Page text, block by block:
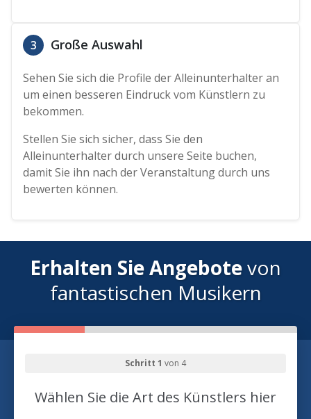
3 Große Auswahl
Sehen Sie sich die Profile der Alleinunterhalter an
um einen besseren Eindruck vom Künstlern zu
bekommen.
Stellen Sie sich sicher, dass Sie den
Alleinunterhalter durch unsere Seite buchen,
damit Sie ihn nach der Veranstaltung durch uns
bewerten können.
Erhalten Sie Angebotevon
fantastischen Musikern
Schritt 1 von 4
Wählen Sie die Art des Künstlers hier